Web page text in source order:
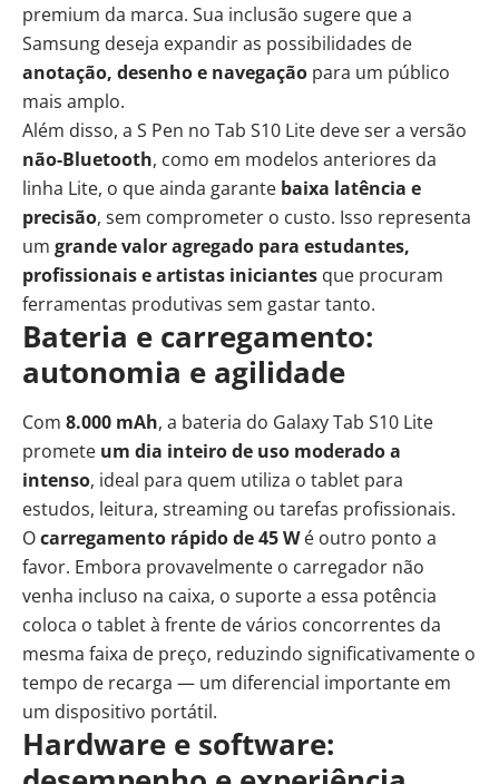
premium da marca. Sua inclusão sugere que a
Samsung deseja expandir as possibilidades de
anotação, desenho e navegação para um público
mais amplo.
Além disso, a S Pen no Tab S10 Lite deve ser a versão
não-Bluetooth, como em modelos anteriores da
linha Lite, o que ainda garante baixa latência e
precisão, sem comprometer o custo. Isso representa
um grande valor agregado para estudantes,
profissionais e artistas iniciantes que procuram
ferramentas produtivas sem gastar tanto.
Bateria e carregamento:
autonomia e agilidade
Com 8.000 mAh, a bateria do Galaxy Tab S10 Lite
promete um dia inteiro de uso moderado a
intenso, ideal para quem utiliza o tablet para
estudos, leitura, streaming ou tarefas profissionais.
Ocarregamento rápido de 45 Wé outro ponto a
favor. Embora provavelmente o carregador não
venha incluso na caixa, o suporte a essa potência
coloca o tablet à frente de vários concorrentes da
mesma faixa de preço, reduzindo significativamente o
tempo de recarga — um diferencial importante em
um dispositivo portátil.
Hardware e software: